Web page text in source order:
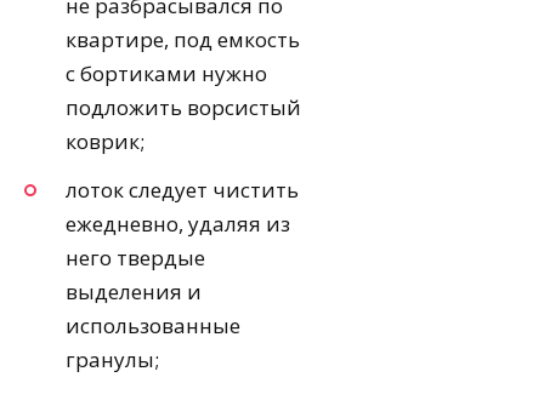
не разбрасывался по
квартире, под емкость
с бортиками нужно
подложить ворсистый
коврик;
лоток следует чистить
ежедневно, удаляя из
него твердые
выделения и
использованные
гранулы;